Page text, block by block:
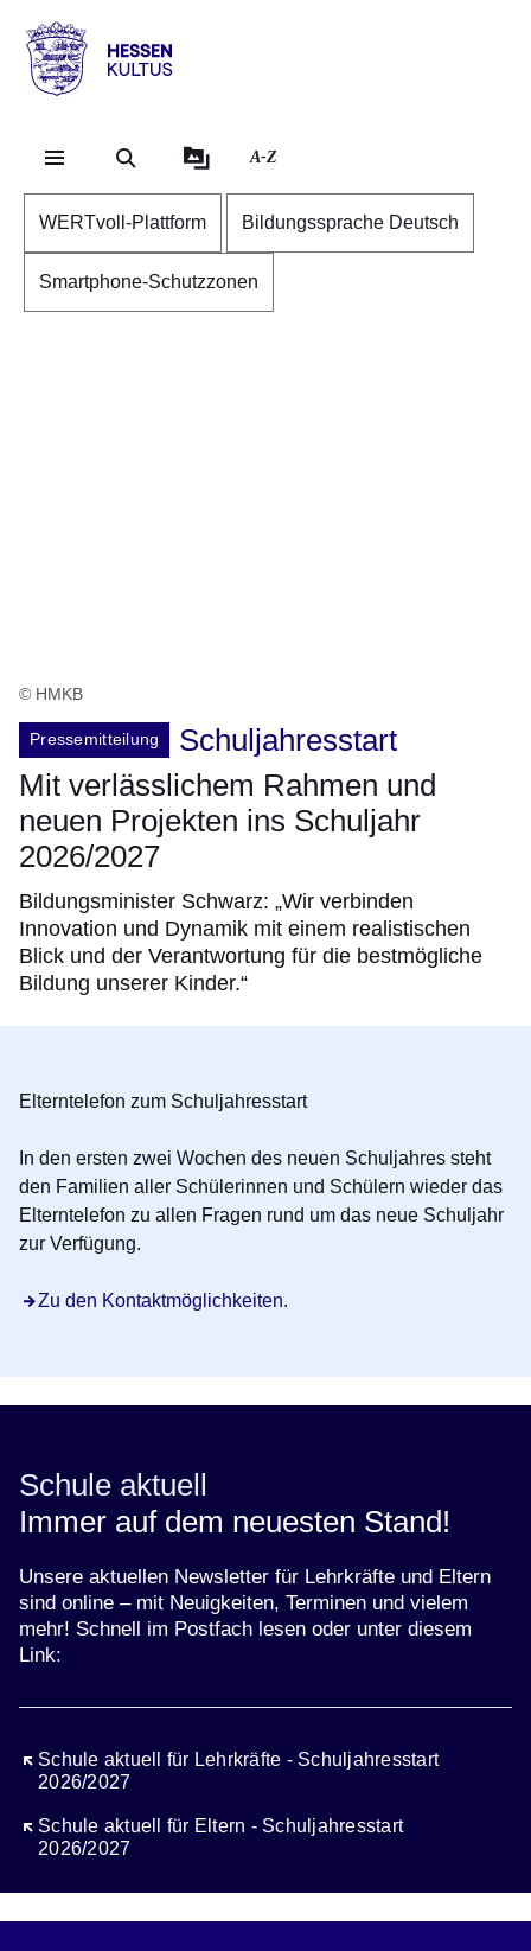
Hessen
Kultus
A-Z
WERTvoll-Plattform Bildungssprache Deutsch
Smartphone-Schutzzonen
© HMKB
Pressemitteilung
Schuljahresstart
Mit verlässlichem Rahmen und
neuen Projekten ins Schuljahr
2026/2027
Bildungsminister Schwarz: „Wir verbinden
Innovation und Dynamik mit einem realistischen
Blick und der Verantwortung für die bestmögliche
Bildung unserer Kinder.“
Elterntelefon zum Schuljahresstart
In den ersten zwei Wochen des neuen Schuljahres steht
den Familien aller Schülerinnen und Schülern wieder das
Elterntelefon zu allen Fragen rund um das neue Schuljahr
zur Verfügung.
Zu den Kontaktmöglichkeiten.
Schule aktuell
Immer auf dem neuesten Stand!
Unsere aktuellen Newsletter für Lehrkräfte und Eltern
sind online – mit Neuigkeiten, Terminen und vielem
mehr! Schnell im Postfach lesen oder unter diesem
Link:
Schule aktuell für Lehrkräfte - Schuljahresstart
2026/2027
Öffnet sich in einem neuen Fenster
Schule aktuell für Eltern - Schuljahresstart
2026/2027
Öffnet sich in einem neuen Fenster